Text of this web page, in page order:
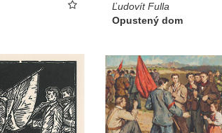
Ľudovít Fulla
Opustený dom